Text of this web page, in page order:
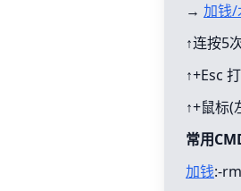
→ 加钱/
↑连按5
↑+Esc
↑+鼠标(
常用
加钱:-